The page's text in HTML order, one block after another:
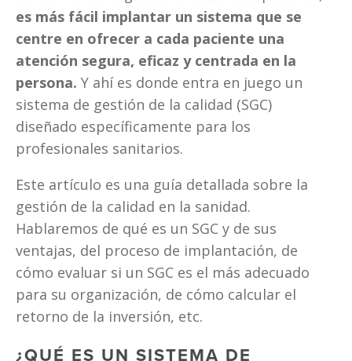
es más fácil implantar un sistema que se
centre en ofrecer a cada paciente una
atención segura, eficaz y centrada en la
persona. Y ahí es donde entra en juego un
sistema de gestión de la calidad (SGC)
diseñado específicamente para los
profesionales sanitarios.
Este artículo es una guía detallada sobre la
gestión de la calidad en la sanidad.
Hablaremos de qué es un SGC y de sus
ventajas, del proceso de implantación, de
cómo evaluar si un SGC es el más adecuado
para su organización, de cómo calcular el
retorno de la inversión, etc.
¿QUÉ ES UN SISTEMA DE